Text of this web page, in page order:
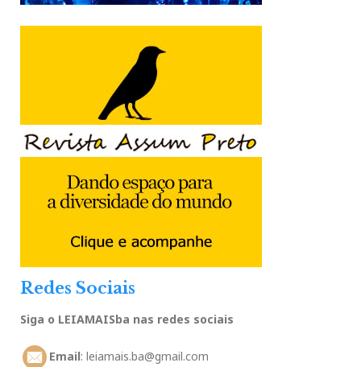
Redes Sociais
Siga o LEIAMAISba nas redes sociais
Email: leiamais.ba@gmail.com